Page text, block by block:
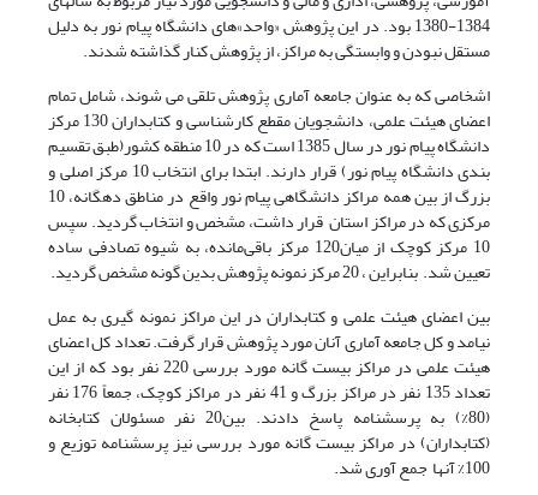
1384-1380 بود. در این پژوهش «واحد»های دانشگاه پیام نور به دلیل
مستقل نبودن و وابستگی به مراکز، از پژوهش کنار گذاشته شدند.
اشخاصی که به عنوان جامعه آماری پژوهش تلقی می شوند، شامل تمام
اعضای‌ هیئت علمی، دانشجویان مقطع کارشناسی و کتابداران 130 مرکز
دانشگاه پیام نور در سال 1385 است که در 10 منطقه کشور(طبق تقسیم
بندی دانشگاه پیام نور) قرار دارند. ابتدا برای انتخاب 10 مرکز اصلی و
بزرگ از بین همه مراکز دانشگاهی پیام نور واقع در مناطق دهگانه، 10
مرکزی که در مراکز استان قرار داشت، مشخص و انتخاب گردید. سپس
10 مرکز کوچک از میان120 مرکز باقی‌مانده، به شیوه تصادفی ساده
تعیین شد. بنابراین ، 20 مرکز نمونه پژوهش بدین گونه مشخص گردید.
بین اعضای‌ هیئت علمی و کتابداران در این مراکز نمونه گیری به عمل
نیامد و کل جامعه آماری آنان مورد پژوهش قرار گرفت. تعداد کل اعضای‌
هیئت علمی در مراکز بیست گانه مورد بررسی 220 نفر بود که از این
تعداد 135 نفر در مراکز بزرگ و 41 نفر در مراکز کوچک، جمعاً 176 نفر
(80%) به پرسشنامه پاسخ دادند. بین20 نفر مسئولان کتابخانه
(کتابداران) در مراکز بیست گانه مورد بررسی نیز پرسشنامه توزیع و
100% آنها جمع آوری شد.